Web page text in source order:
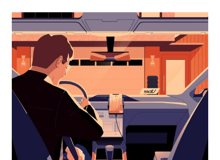
åpne
og
velge
dato.
Trykk
på
Esc-
knappen
kalenderen.